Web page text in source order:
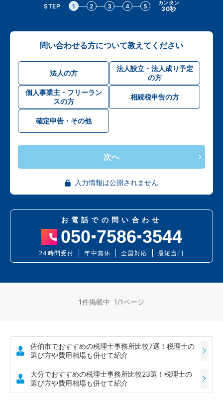
STEP 1 2 3 4 5 カンタン
30秒
問い合わせる方について教えてください
法人の方
法人設立・法人成り予定
の方
個人事業主・フリーラン
スの方
相続税申告の方
確定申告・その他
次へ
入力情報は公開されません
お電話での問い合わせ
050 7586 3544
24時間受付 年中無休 全国対応 最短当日
1件掲載中 1/1ページ
佐伯市でおすすめの税理士事務所比較7選！税理士の
選び方や費用相場も併せて紹介
大分でおすすめの税理士事務所比較23選！税理士の
選び方や費用相場も併せて紹介